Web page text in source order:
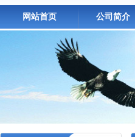
网站首页 公司简介